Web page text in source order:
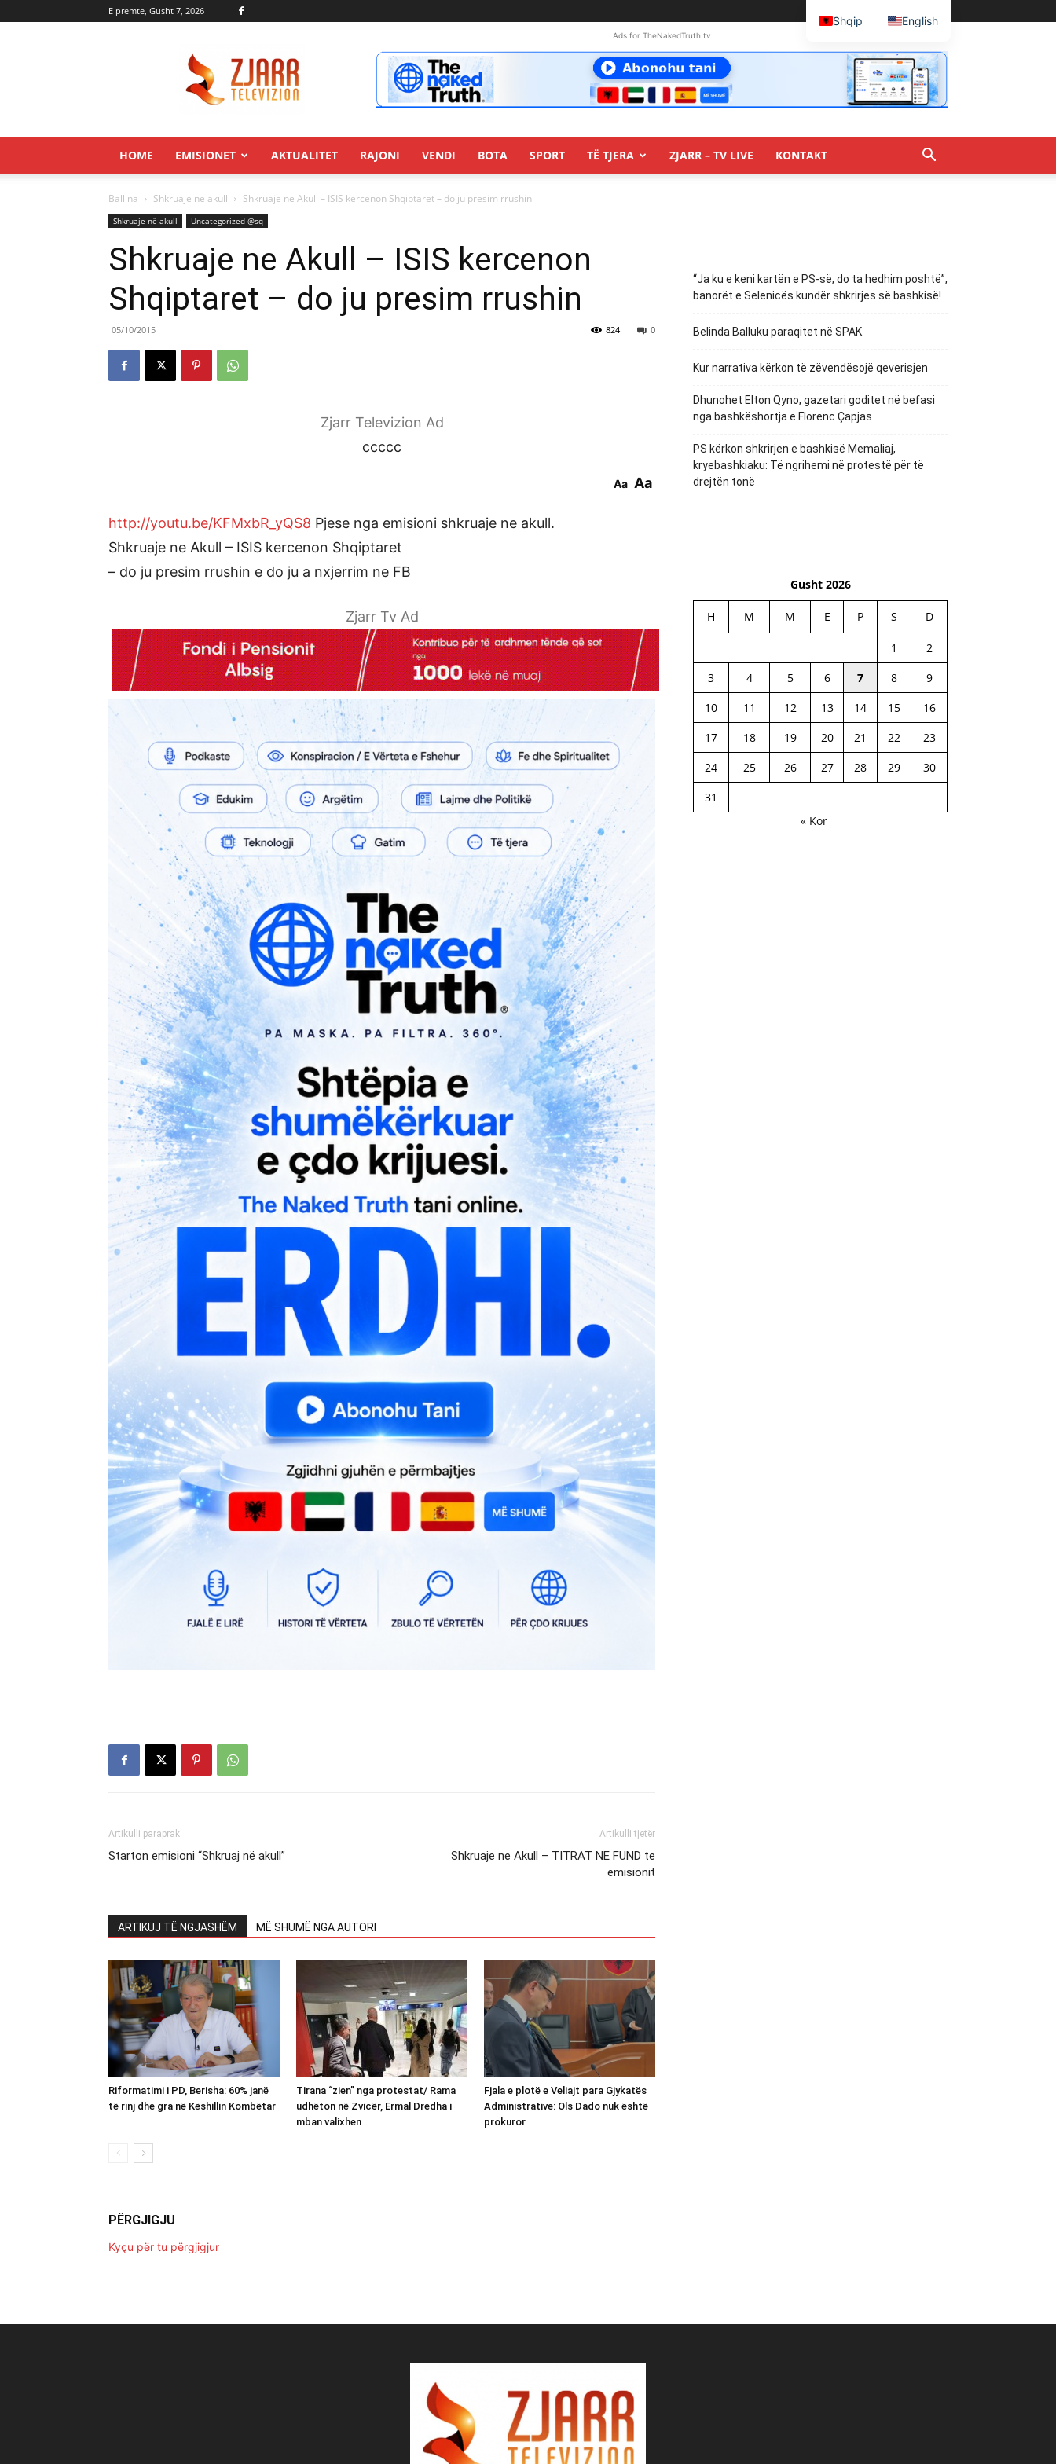
E premte, Gusht 7, 2026
Ads for TheNakedTruth.tv
HOME EMISIONET AKTUALITET RAJONI VENDI BOTA SPORT TË TJERA ZJARR – TV LIVE KONTAKT
Ballina Shkruaje në akull Shkruaje ne Akull – ISIS kercenon Shqiptaret – do ju presim rrushin
Shkruaje në akull Uncategorized @sq
Shkruaje ne Akull – ISIS kercenon
Shqiptaret – do ju presim rrushin
05/10/2015 0
824
Zjarr Televizion Ad
ccccc
Aa Aa
http://youtu.be/KFMxbR_yQS8 Pjese nga emisioni shkruaje ne akull.
Shkruaje ne Akull – ISIS kercenon Shqiptaret
– do ju presim rrushin e do ju a nxjerrim ne FB
Zjarr Tv Ad
Artikulli paraprak
Starton emisioni “Shkruaj në akull”
Artikulli tjetër
Shkruaje ne Akull – TITRAT NE FUND te
emisionit
ARTIKUJ TË NGJASHËM MË SHUMË NGA AUTORI
Riformatimi i PD, Berisha: 60% janë
të rinj dhe gra në Këshillin Kombëtar
Tirana “zien” nga protestat/ Rama
udhëton në Zvicër, Ermal Dredha i
mban valixhen
Fjala e plotë e Veliajt para Gjykatës
Administrative: Ols Dado nuk është
prokuror
PËRGJIGJU
Kyçu për tu përgjigjur
“Ja ku e keni kartën e PS-së, do ta hedhim poshtë”,
banorët e Selenicës kundër shkrirjes së bashkisë!
Belinda Balluku paraqitet në SPAK
Kur narrativa kërkon të zëvendësojë qeverisjen
Dhunohet Elton Qyno, gazetari goditet në befasi
nga bashkëshortja e Florenc Çapjas
PS kërkon shkrirjen e bashkisë Memaliaj,
kryebashkiaku: Të ngrihemi në protestë për të
drejtën tonë
Gusht 2026
H M M E P S D
1
2
3
4 5 6 7 8
9
10
11 12 13 14 15
16
17
18 19 20 21 22
23
24
25 26 27 28 29
30
31
« Kor
Shqip English